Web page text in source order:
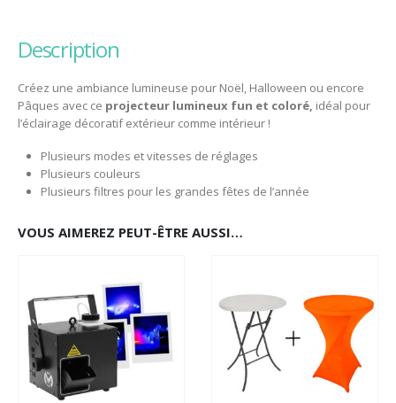
description
Créez une ambiance lumineuse pour Noël, Halloween ou encore
Pâques avec ce projecteur lumineux fun et coloré, idéal pour
l’éclairage décoratif extérieur comme intérieur !
Plusieurs modes et vitesses de réglages
Plusieurs couleurs
Plusieurs filtres pour les grandes fêtes de l’année
VOUS AIMEREZ PEUT-ÊTRE AUSSI…